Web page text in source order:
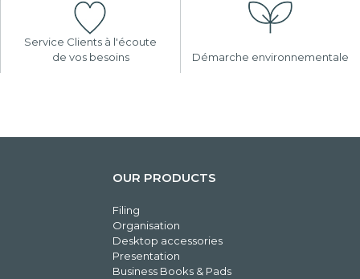
Service Clients à l'écoute
de vos besoins
Démarche environnementale
OUR PRODUCTS
Filing
Organisation
Desktop accessories
Presentation
Business Books & Pads